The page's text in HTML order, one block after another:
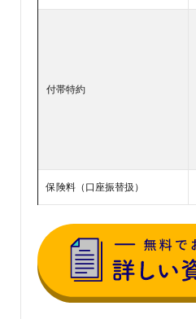
付帯特約
保険料（口座振替扱）